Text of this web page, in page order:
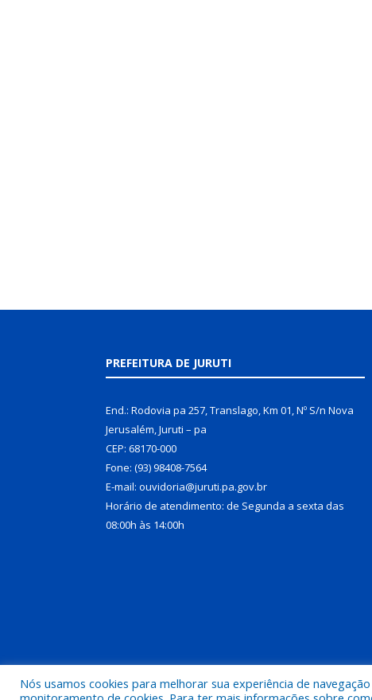
PREFEITURA DE JURUTI
End.: Rodovia pa 257, Translago, Km 01, Nº S/n Nova
Jerusalém, Juruti – pa
CEP: 68170-000
Fone: (93) 98408-7564
E-mail: ouvidoria@juruti.pa.gov.br
Horário de atendimento: de Segunda a sexta das
08:00h às 14:00h
Todos os direitos reservados a Prefeitura Municipal de
Nós usamos cookies para melhorar sua experiência de